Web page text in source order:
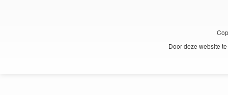
Door deze website